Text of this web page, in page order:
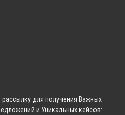
рассылку для получения Важных
и Уникальных кейсов: